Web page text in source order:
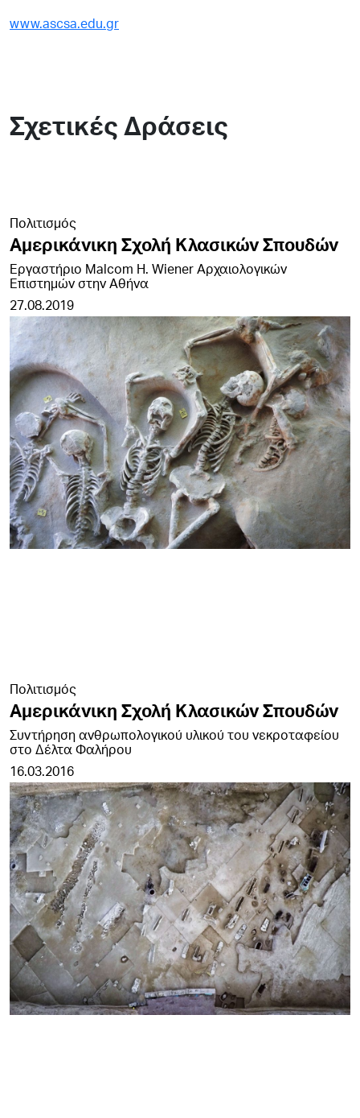
www.ascsa.edu.gr
Σχετικές Δράσεις
Πολιτισμός
Αμερικάνικη Σχολή Κλασικών Σπουδών
Εργαστήριο Malcom H. Wiener Αρχαιολογικών
Επιστημών στην Αθήνα
27.08.2019
Πολιτισμός
Αμερικάνικη Σχολή Κλασικών Σπουδών
Συντήρηση ανθρωπολογικού υλικού του νεκροταφείου
στο Δέλτα Φαλήρου
16.03.2016